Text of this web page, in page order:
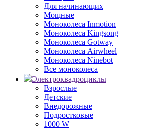
Для начинающих
Мощные
Моноколеса Inmotion
Моноколеса Kingsong
Моноколеса Gotway
Моноколеса Airwheel
Моноколеса Ninebot
Все моноколеса
Электроквадроциклы
Взрослые
Детские
Внедорожные
Подростковые
1000 W